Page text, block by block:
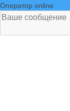
Оператор online